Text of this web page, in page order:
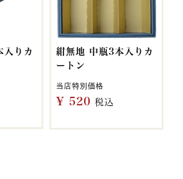
入りカ
紺無地 中瓶3本入りカ
ートン
当店特別価格
¥ 520 税込